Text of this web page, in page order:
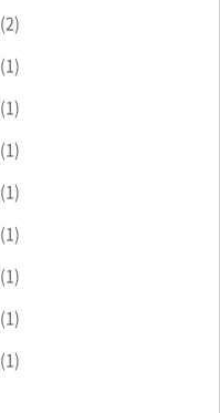
(2)
(1)
(1)
(1)
(1)
(1)
(1)
(1)
(1)